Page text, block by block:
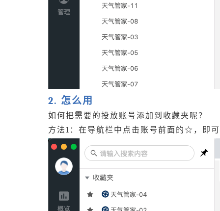
2. 怎么用
如何把需要的投放账号添加到收藏夹呢？
方法1：在导航栏中点击账号前面的☆，即